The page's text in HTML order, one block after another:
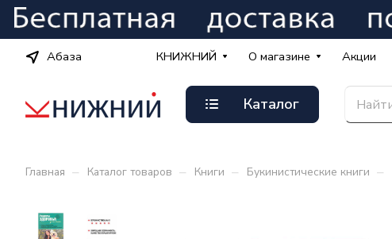
Абаза КНИЖНИЙ О магазине Акции
Каталог
Главная – Каталог товаров – Книги – Букинистические книги –